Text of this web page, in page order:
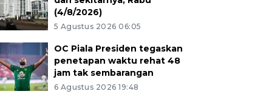
(4/8/2026)
5 Agustus 2026 06:05
OC Piala Presiden tegaskan
penetapan waktu rehat 48
jam tak sembarangan
6 Agustus 2026 19:48